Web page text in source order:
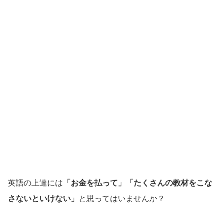
英語の上達には 「お金を払って」「たくさんの教材をこな
さないといけない」
と思ってはいませんか？